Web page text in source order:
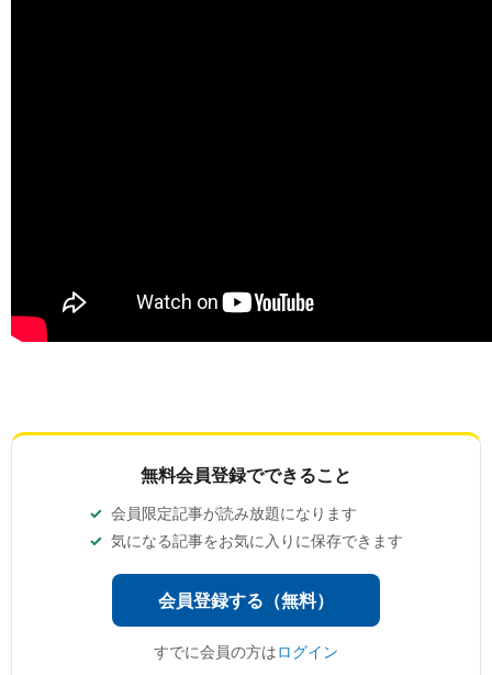
無料会員登録でできること
会員限定記事が読み放題になります
気になる記事をお気に入りに保存できます
会員登録する（無料）
すでに会員の方はログイン